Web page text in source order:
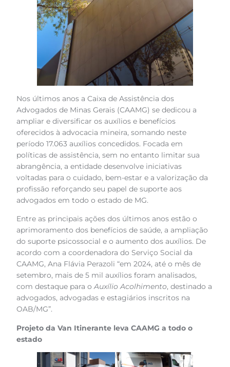
Nos últimos anos a Caixa de Assistência dos
Advogados de Minas Gerais (CAAMG) se dedicou a
ampliar e diversificar os auxílios e benefícios
oferecidos à advocacia mineira, somando neste
período 17.063 auxílios concedidos. Focada em
políticas de assistência, sem no entanto limitar sua
abrangência, a entidade desenvolve iniciativas
voltadas para o cuidado, bem-estar e a valorização da
profissão reforçando seu papel de suporte aos
advogados em todo o estado de MG.
Entre as principais ações dos últimos anos estão o
aprimoramento dos benefícios de saúde, a ampliação
do suporte psicossocial e o aumento dos auxílios. De
acordo com a coordenadora do Serviço Social da
CAAMG, Ana Flávia Perazoli “em 2024, até o mês de
setembro, mais de 5 mil auxílios foram analisados,
com destaque para oAuxílio Acolhimento, destinado a
advogados, advogadas e estagiários inscritos na
OAB/MG”.
Projeto da Van Itinerante leva CAAMG a todo o
estado